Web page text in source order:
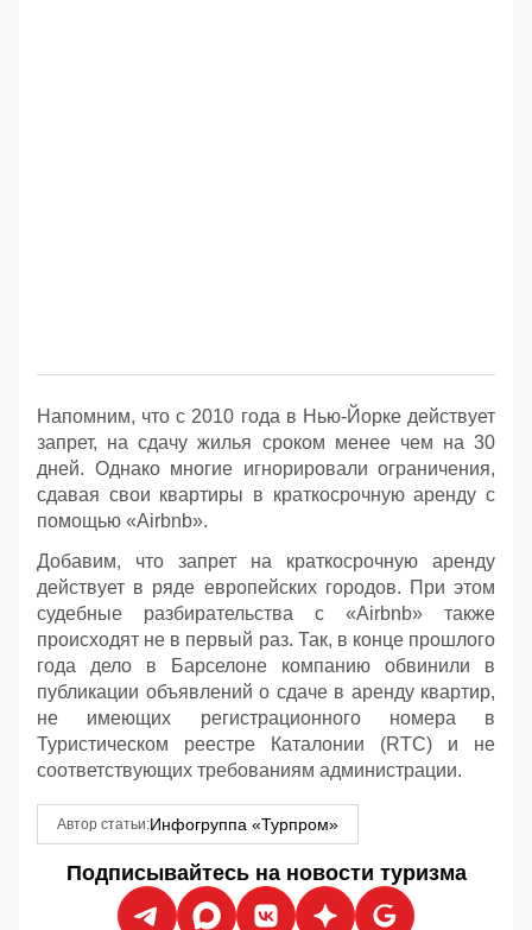
Напомним, что с 2010 года в Нью-Йорке действует
запрет, на сдачу жилья сроком менее чем на 30
дней. Однако многие игнорировали ограничения,
сдавая свои квартиры в краткосрочную аренду с
помощью «Airbnb».
Добавим, что запрет на краткосрочную аренду
действует в ряде европейских городов. При этом
судебные разбирательства с «Airbnb» также
происходят не в первый раз. Так, в конце прошлого
года дело в Барселоне компанию обвинили в
публикации объявлений о сдаче в аренду квартир,
не имеющих регистрационного номера в
Туристическом реестре Каталонии (RTC) и не
соответствующих требованиям администрации.
Автор статьи:Инфогруппа «Турпром»
Подписывайтесь на новости туризма